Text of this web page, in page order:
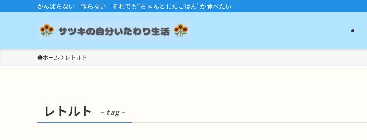
がんばらない 作らない それでも“ちゃんとしたごはん”が食べたい
ホーム レトルト
レトルト – tag –